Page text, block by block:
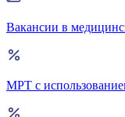
Вакансии в
МРТ с